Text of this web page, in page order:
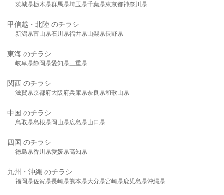
茨城県栃木県群馬県埼玉県千葉県東京都神奈川県
甲信越・北陸 のチラシ
新潟県富山県石川県福井県山梨県長野県
東海 のチラシ
岐阜県静岡県愛知県三重県
関西 のチラシ
滋賀県京都府大阪府兵庫県奈良県和歌山県
中国 のチラシ
鳥取県島根県岡山県広島県山口県
四国 のチラシ
徳島県香川県愛媛県高知県
九州・沖縄 のチラシ
福岡県佐賀県長崎県熊本県大分県宮崎県鹿児島県沖縄県